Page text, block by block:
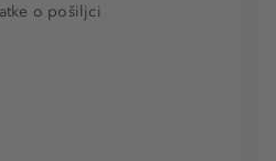
o pošiljci